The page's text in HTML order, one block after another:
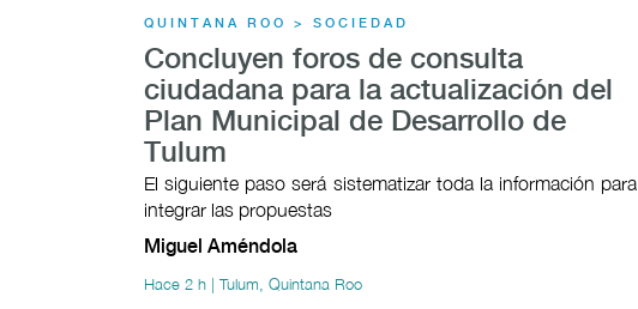
QUINTANA ROO > SOCIEDAD
Concluyen foros de consulta
ciudadana para la actualización del
Plan Municipal de Desarrollo de
Tulum
El siguiente paso será sistematizar toda la información para
integrar las propuestas
Miguel Améndola
Hace 2 h | Tulum, Quintana Roo